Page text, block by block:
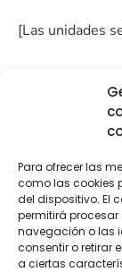
Para ofrecer las
como las cookies
del dispositivo. El
permitirá
navegación o las
consentir o retirar
a ciertas
[Las unidades
SEGURA